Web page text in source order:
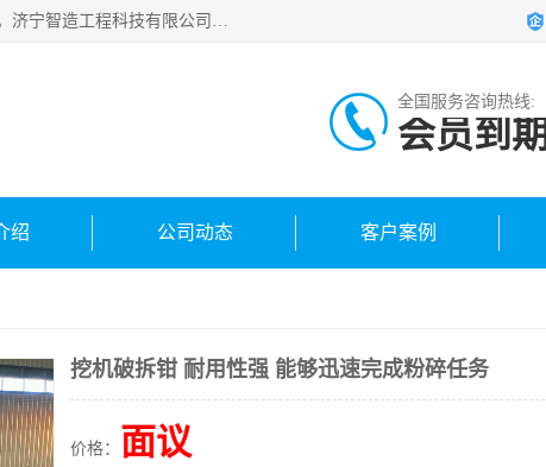
济宁智造工程科技有限公司是一家经营智造大观、挖机属具、滚筒筛分斗等产品的滑移装载机厂家。济宁智造工程科技有限公司奉行以质量赢得用户，诚信为本，互利共赢的宗旨，依靠雄厚的技术力量，科学的管理制度，先进的加工检测设备，始终坚持以客户为中心，免费咨询！
全国服务咨询热线:
会员到期
绍 公司动态 客户案例
挖机破拆钳 耐用性强 能够迅速完成粉碎任务
价格： 面议